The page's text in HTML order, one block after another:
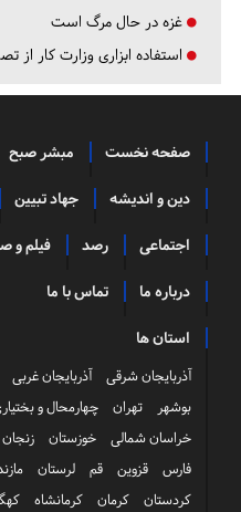
غزه در حال مرگ است
استفاده ابزاری وزارت کار از
صفحه نخست مبشر صبح
دین و اندیشه جهاد تبیین
اجتماعی رصد فیلم و
درباره ما تماس با ما
استان ها
آذربایجان شرقی آذربایجان غربی
بوشهر
تهران چهارمحال و
خراسان شمالی
خوزستان زنجان
فارس
قزوین قم لرستان
کردستان
کرمان کرمانشاه